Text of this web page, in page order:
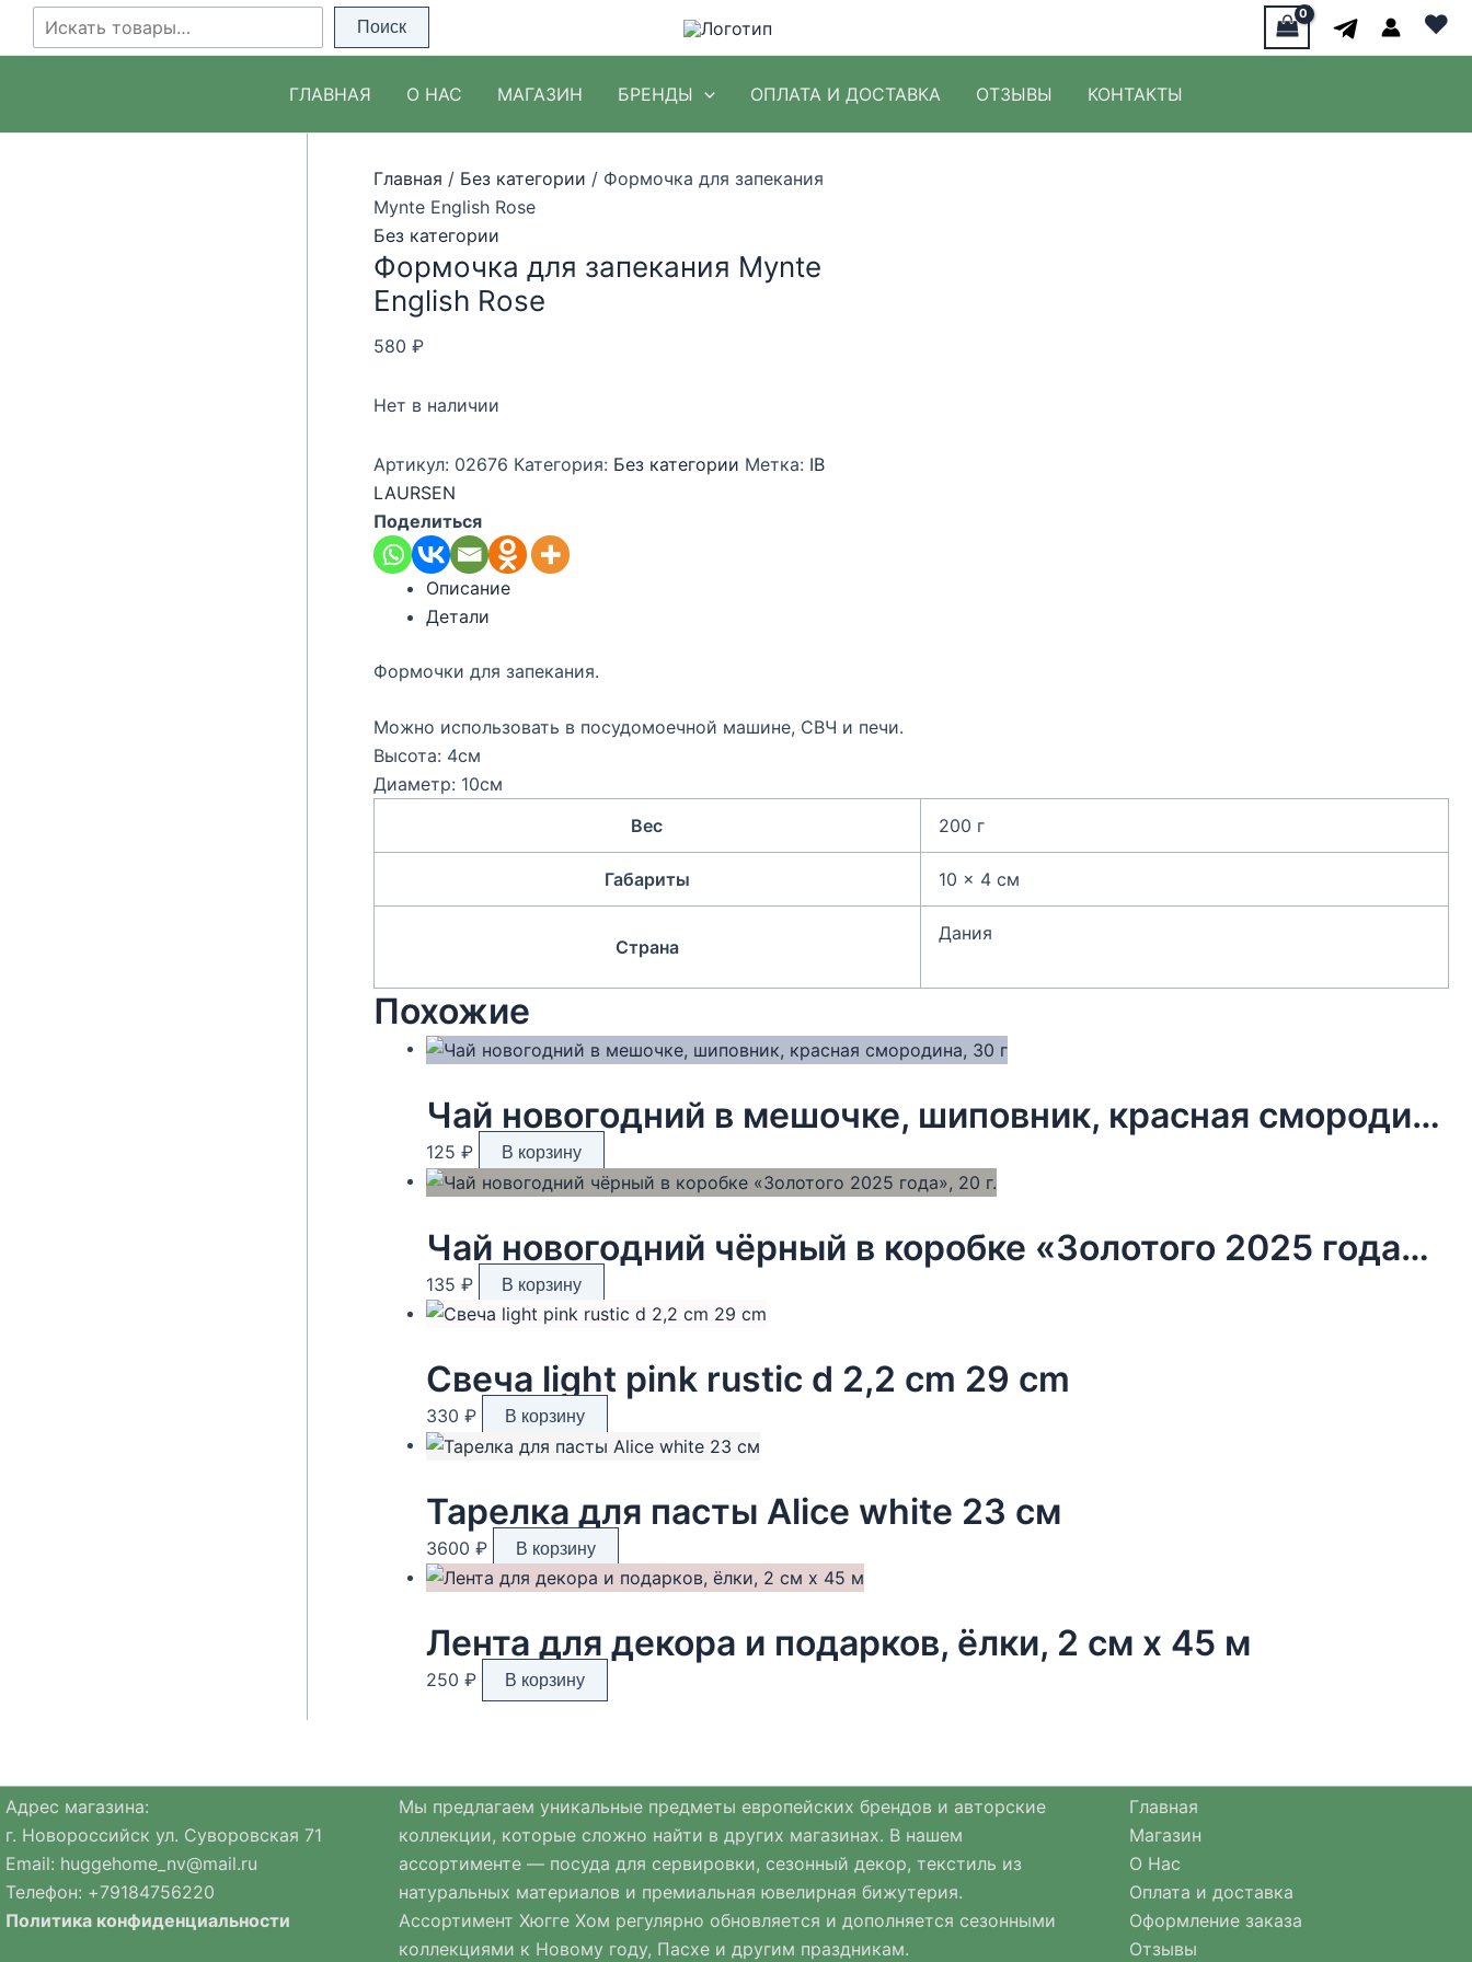
Перейти
Поиск Поиск ♥
ГЛАВНАЯ О НАС МАГАЗИН БРЕНДЫ ОПЛАТА И ДОСТАВКА ОТЗЫВЫ КОНТАКТЫ
Главная / Без категории / Формочка для запекания
Mynte English Rose
Без категории
Формочка для запекания Mynte
English Rose
580 ₽
Нет в наличии
Артикул: 02676 Категория: Без категории Метка: IB
LAURSEN
Поделиться
Описание
Детали
Формочки для запекания.
Можно использовать в посудомоечной машине, СВЧ и печи.
Высота: 4см
Диаметр: 10см
Вес
200 г
Габариты 10 × 4 см
Страна
Дания
Похожие
Чай новогодний в мешочке, шиповник, красная смородина, 30 г
125 ₽ В корзину
Чай новогодний чёрный в коробке «Золотого 2025 года», 20 г.
135 ₽ В корзину
Свеча light pink rustic d 2,2 cm 29 cm
330 ₽ В корзину
Тарелка для пасты Alice white 23 см
3600 ₽ В корзину
Лента для декора и подарков, ёлки, 2 см х 45 м
250 ₽ В корзину
Адрес магазина:
г. Новороссийск ул. Суворовская 71
Email: huggehome_nv@mail.ru
Телефон: +79184756220
Политика конфиденциальности
Мы предлагаем уникальные предметы европейских брендов и авторские
коллекции, которые сложно найти в других магазинах. В нашем
ассортименте — посуда для сервировки, сезонный декор, текстиль из
натуральных материалов и премиальная ювелирная бижутерия.
Ассортимент Хюгге Хом регулярно обновляется и дополняется сезонными
коллекциями к Новому году, Пасхе и другим праздникам.
Главная
Магазин
О Нас
Оплата и доставка
Оформление заказа
Отзывы